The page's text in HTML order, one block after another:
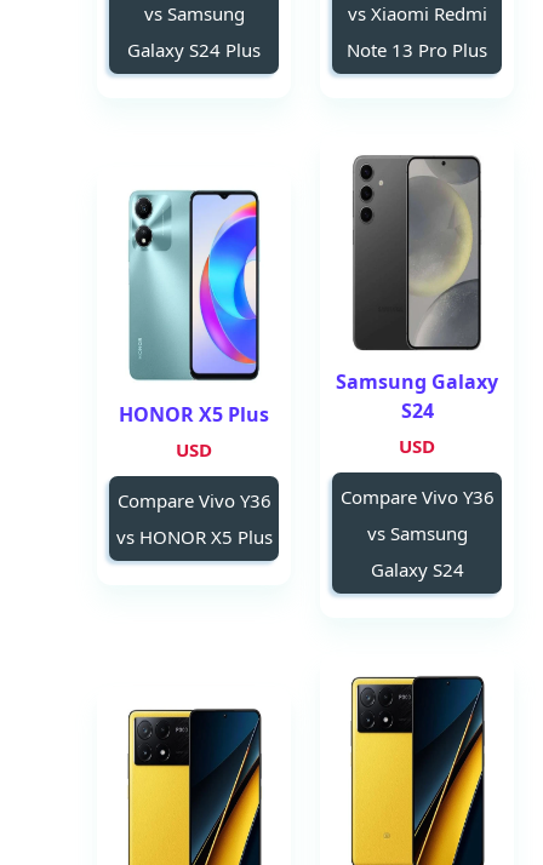
vs Xiaomi Redmi
Note 13 Pro Plus
vs Samsung
Galaxy S24 Plus
Samsung Galaxy
S24
USD
Compare Vivo Y36
vs Samsung
Galaxy S24
HONOR X5 Plus
USD
Compare Vivo Y36
vs HONOR X5 Plus